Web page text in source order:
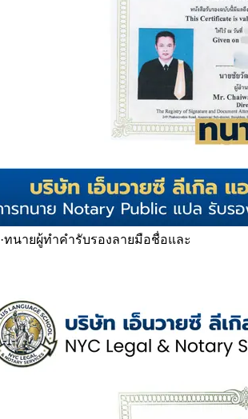
·ทนายผู้ทำคำรับรองลายมือชื่อและ